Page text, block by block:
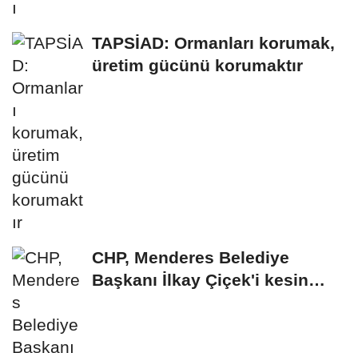
TAPSİAD: Ormanları korumak,
üretim gücünü korumaktır
CHP, Menderes Belediye
Başkanı İlkay Çiçek'i kesin